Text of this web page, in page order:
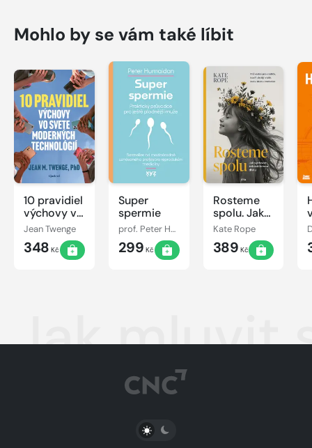
Mohlo by se vám také líbit
10 pravidiel
výchovy vo
svete
moderných
technológií
Jean Twenge
348 Kč
Super
spermie
prof. Peter Humaidan
299 Kč
Rosteme
spolu. Jak
vychovat
sebevědomou
dívku
Kate Rope
389 Kč
Jak mluvit
PŘEPNOUT SVĚTLÝ/TMAVÝ REŽIM